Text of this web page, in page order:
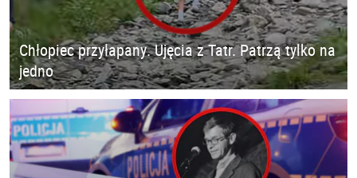
Chłopiec przyłapany. Ujęcia z Tatr. Patrzą tylko na
jedno